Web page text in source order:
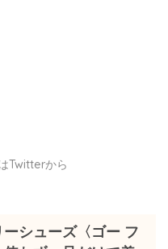
Twitterから
シューズ〈ゴー フ